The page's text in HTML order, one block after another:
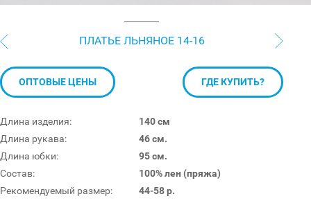
ПЛАТЬЕ ЛЬНЯНОЕ 14-16
Длина изделия:
140 см
Длина рукава:
46 см.
Длина юбки:
95 см.
Состав:
100% лен (пряжа)
Рекомендуемый размер:
44-58 р.
ОПТОВЫЕ ЦЕНЫ ГДЕ КУПИТЬ?